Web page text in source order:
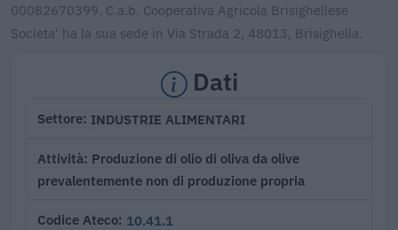
00082670399. C.a.b. Cooperativa Agricola Brisighellese
Societa' ha la sua sede in Via Strada 2, 48013, Brisighella.
Dati
Settore INDUSTRIE ALIMENTARI
Attività Produzione di olio di oliva da olive
prevalentemente non di produzione propria
Codice Ateco 10.41.1